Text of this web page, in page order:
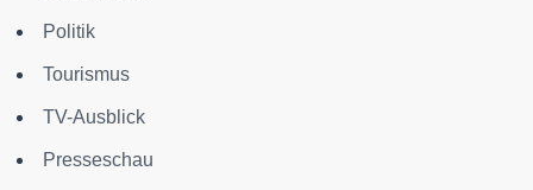
Politik
Tourismus
TV-Ausblick
Presseschau